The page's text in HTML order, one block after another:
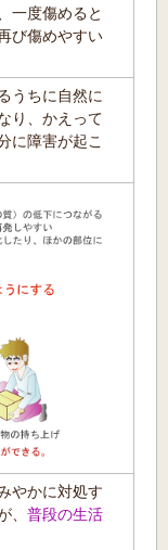
一度傷めると
び傷めやすい
うちに自然に
り、かえって
に障害が起こ
やかに対処す
、 普段の生活